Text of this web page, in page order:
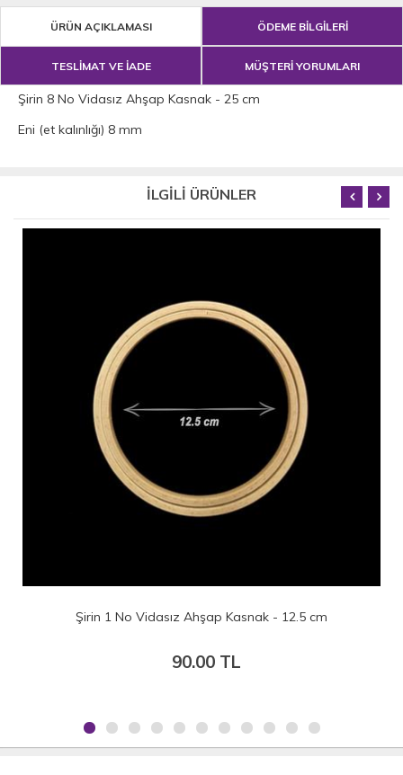
ÜRÜN AÇIKLAMASI ÖDEME BİLGİLERİ
TESLİMAT VE İADE MÜŞTERİ YORUMLARI
Şirin 8 No Vidasız Ahşap Kasnak - 25 cm
Eni (et kalınlığı) 8 mm
İLGİLİ ÜRÜNLER
Şirin 1 No Vidasız Ahşap Kasnak - 12.5 cm
90.00 TL